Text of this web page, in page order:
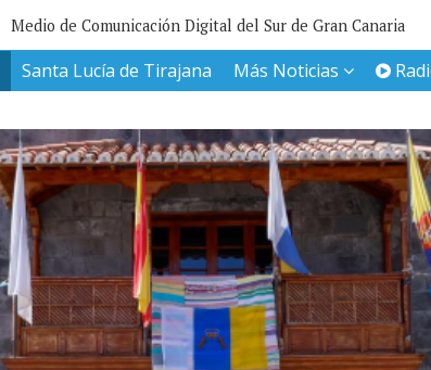
Medio de Comunicación Digital del Sur de Gran Canaria
Santa Lucía de Tirajana Más Noticias